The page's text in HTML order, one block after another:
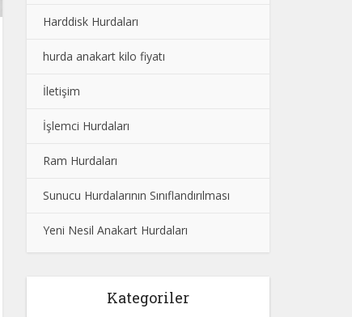
Harddisk Hurdaları
hurda anakart kilo fiyatı
İletişim
İşlemci Hurdaları
Ram Hurdaları
Sunucu Hurdalarının Sınıflandırılması
Yeni Nesil Anakart Hurdaları
Kategoriler